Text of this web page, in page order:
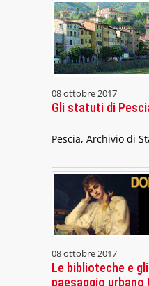
08 ottobre 2017
Gli statuti di
Pescia, Archivio di
08 ottobre 2017
Le biblioteche e
paesaggio